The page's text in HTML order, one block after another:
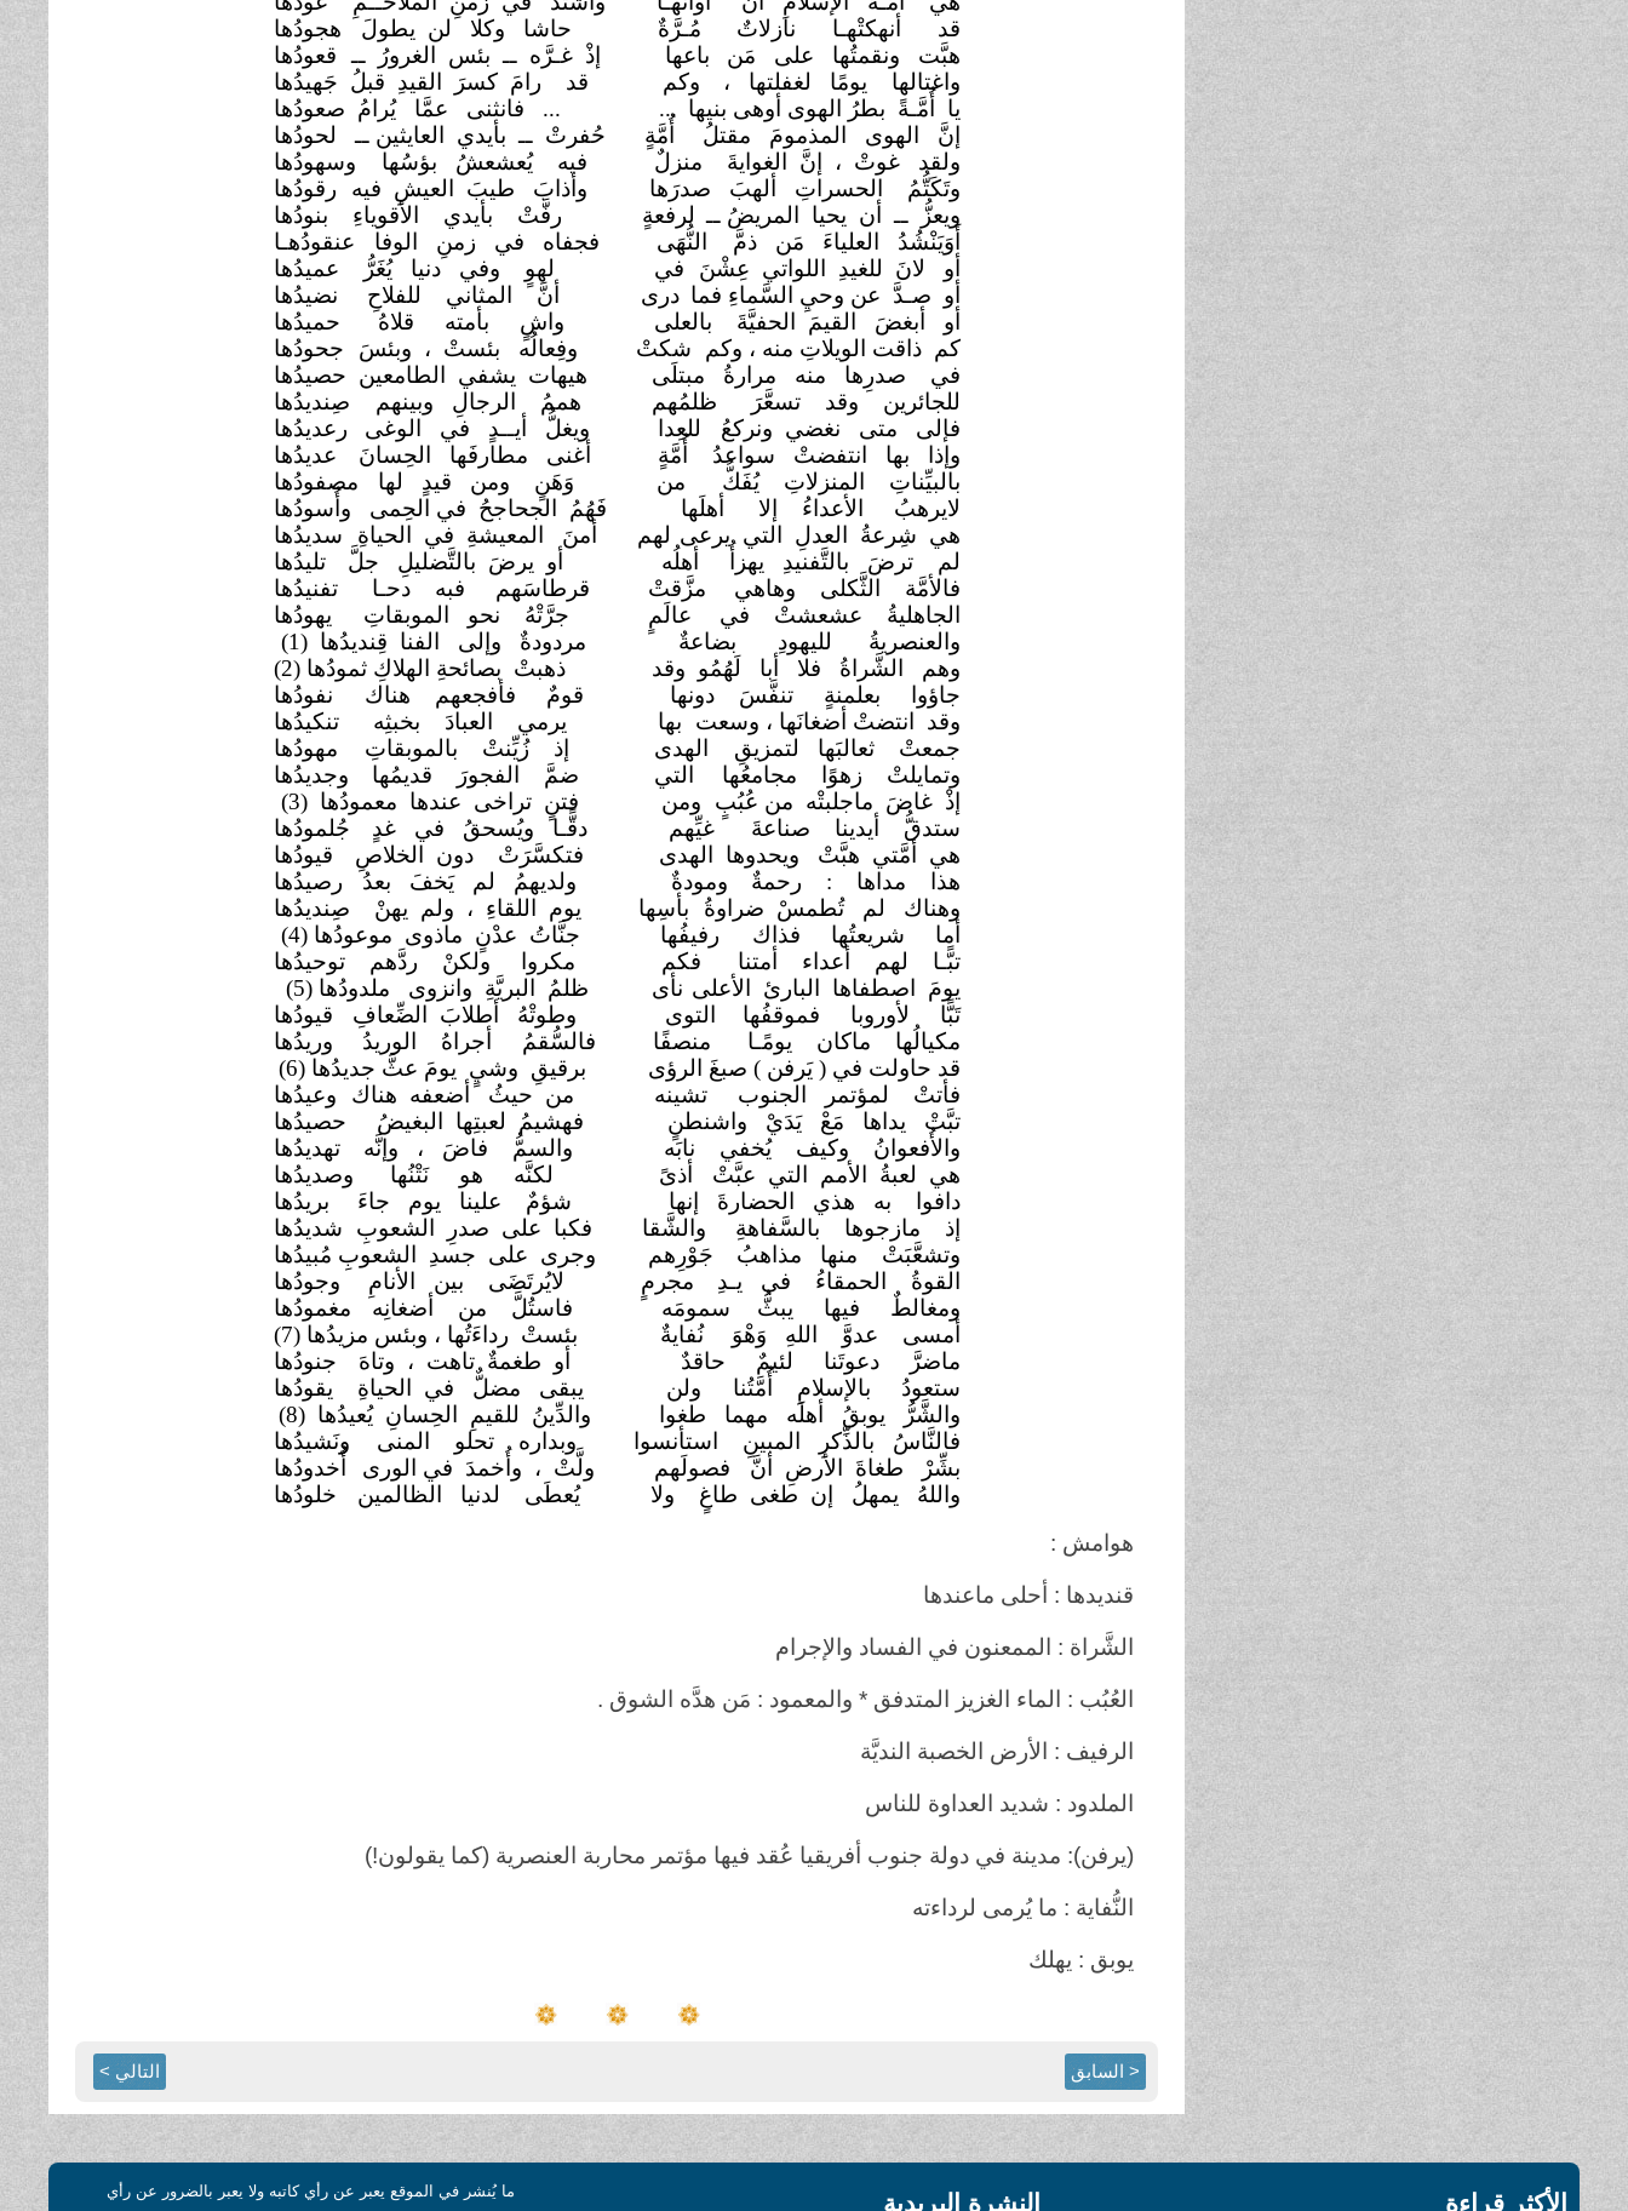
قد أنهكتْهـا نازلاتٌ
مُـرَّةٌ
هبَّت ونقمتُها على مَن
باعها
واغتالها يومًا لغفلتها ،
وكم
يا أُمَّـةً بطرُ الهوى أوهى بنيها ...
إنَّ الهوى المذمومَ مقتلُ
أُمَّةٍ
ولقد غوتْ ، إنَّ الغوايةَ
منزلٌ
وتَكَتُّمُ الحسراتِ ألهبَ صدرَها
ويعزُّ ــ أن يحيا المريضُ ــ لرفعةٍ
أَوَيَنْشُدُ العلياءَ مَن ذمَّ
النُّهَى
أو لانَ للغيدِ اللواتي عِشْنَ
في
أو صـدَّ عن وحيِ السَّماءِ فما درى
أو أبغضَ القيمَ الحفيَّةَ
بالعلى
كم ذاقت الويلاتِ منه ، وكم
شكتْ
في صدرِها منه مرارةُ مبتلَى
للجائرين وقد تسعَّرَ
ظلمُهم
فإلى متى نغضي ونركعُ
للعِدا
وإذا بها انتفضتْ سواعدُ
أُمَّةٍ
بالبيِّناتِ المنزلاتِ يُفَكُّ
من
لايرهبُ الأعداءُ إلا
أهلَها
هي شِرعةُ العدلِ التي يرعى لهم
لم ترضَ بالتَّفنيدِ يهزأُ
أهلُه
فالأمَّة الثَّكلى وهاهي
مزَّقتْ
الجاهليةُ عشعشتْ في
عالَمٍ
والعنصريةُ لليهودِ
بضاعةٌ
وهم الشَّراةُ فلا أبا لَهُمُو وقد
جاؤوا بعلمنةٍ تنفَّسَ دونها
وقد انتضتْ أضغانَها ، وسعت
بها
جمعتْ ثعالبَها لتمزيقِ
الهدى
وتمايلتْ زهوًا مجامعُها
التي
إذْ غاضَ ماجلبتْه من عُبُبٍ
ومن
ستدقُّ أيدينا صناعةَ
غيِّهم
هي أمَّتي هبَّتْ ويحدوها الهدى
هذا مداها : رحمةٌ
ومودةٌ
وهناك لم تُطمسْ ضراوةُ
بأسِها
أما شريعتُها فذاك
رفيفُها
تبًّـا لهم أعداء أمتنا
فكم
يومَ اصطفاها البارئ الأعلى نأى
تَبًّا لأوروبا فموقفُها
التوى
مكيالُها ماكان يومًـا
منصفًا
قد حاولت في ( يَرفن ) صبغَ الرؤى
فأتتْ لمؤتمر الجنوب
تشينه
تبَّتْ يداها مَعْ يَدَيْ واشنطنٍ
والأُفعوانُ وكيف يُخفي نابَه
هي لعبةُ الأمم التي عبَّتْ
أذىً
دافوا به هذي الحضارةَ إنها
إذ مازجوها بالسَّفاهةِ
والشَّقا
وتشعَّبَتْ منها مذاهبُ
جَوْرِهم
القوةُ الحمقاءُ في يـدِ
مجرمٍ
ومغالطٌ فيها يبثُّ
سمومَه
أمسى عدوَّ اللهِ وَهْوَ
نُفايةٌ
ماضرَّ دعوتَنا لئيمٌ حاقدٌ
ستعودُ بالإسلامِ أُمَّتُنا
ولن
والشَّرُّ يوبقُ أهلَه مهما طغوا
فالنَّاسُ بالذِّكرِ المبينِ
استأنسوا
بشِّرْ طغاةَ الأرضِ أنَّ
فصولَهم
واللهُ يمهلُ إن طغى طاغٍ
ولا
حاشا وكلا لن يطولَ
هجودُها
إذْ غـرَّه ــ بئس الغرورُ ــ قعودُها
قد رامَ كسرَ القيدِ قبلُ جَهيدُها
... فانثنى عمَّا يُرامُ صعودُها
حُفرتْ ــ بأيدي العايثين ــ
لحودُها
فيه يُعشعشُ بؤسُها
وسهودُها
وأذابَ طيبَ العيشِ فيه
رقودُها
رفَّتْ بأيدي الأقوياءِ بنودُها
فجفاه في زمنِ الوفا
عنقودُهـا
لهوٍ وفي دنيا يُغَرُّ عميدُها
أنَّ المثاني للفلاحِ
نضيدُها
واشٍ بأمته قلاهُ
حميدُها
وفِعالُه بئستْ ، وبئسَ
جحودُها
هيهات يشفي الطامعين حصيدُها
هممُ الرجالِ وبينهم
صِنديدُها
ويغلُّ أيــدٍ في الوغى
رعديدُها
أغنى مطارفَها الحِسانَ
عديدُها
وَهَنٍ ومن قيدٍ لها
مصفودُها
فَهُمُ الجحاجحُ في الحِمى
وأُسودُها
أمنَ المعيشةِ في الحياةِ
سديدُها
أو يرضَ بالتَّضليلِ جلَّ
تليدُها
قرطاسَهم فبه دحـا
تفنيدُها
جرَّتْهُ نحو الموبقاتِ
يهودُها
مردودةٌ وإلى الفنا قِنديدُها(1)
ذهبتْ بصائحةِ الهلاكِ ثمودُها (2)
قومٌ فأفجعهم هناك
نفودُها
يرمي العبادَ بخبثِه
تنكيدُها
إذ زُيِّنتْ بالموبقاتِ
مهودُها
ضمَّ الفجورَ قديمُها
وجديدُها
فتنٍ تراخى عندها معمودُها(3)
دقًّـا ويُسحقُ في غدٍ
جُلمودُها
فتكسَّرَتْ دون الخلاصِ
قيودُها
ولديهمُ لم يَخفَ بعدُ
رصيدُها
يوم اللقاءِ ، ولم يهنْ
صِنديدُها
جنَّاتُ عدْنٍ ماذوى موعودُها(4)
مكروا ولكنْ ردَّهم توحيدُها
ظلمُ البريَّةِ وانزوى ملدودُها(5)
وطوتْهُ أطلابَ الضِّعافِ
قيودُها
فالسُّقمُ أجراهُ الوريدُ
وريدُها
برقيقِ وشيٍ يومَ عثَّ جديدُها(6)
من حيثُ أضعفه هناك
وعيدُها
فهشيمُ لعبتِها البغيضُ
حصيدُها
والسمُّ فاضَ ، وإنَّه
تهديدُها
لكنَّه هو نَتْنُها
وصديدُها
شؤمٌ علينا يوم جاءَ
بريدُها
فكبا على صدرِ الشعوبِ
شديدُها
وجرى على جسدِ الشعوبِ مُبيدُها
لايُرتَضَى بين الأنامِ
وجودُها
فاستُلَّ من أضغانِه
مغمودُها
بئستْ رداءَتُها ، وبئس مزيدُها (7)
أو طغمةٌ تاهت ، وتاهَ
جنودُها
يبقى مضلٌّ في الحياةِ
يقودُها
والدِّينُ للقيمِ الحِسانِ يُعيدُها(8)
وبداره تحلو المنى
ونَشيدُها
ولَّتْ ، وأُخمدَ في الورى
أُخدودُها
يُعطَى لدنيا الظالمين
خلودُها
هوامش :
قنديدها : أحلى ماعندها
الشَّراة : الممعنون في الفساد والإجرام
العُبُب : الماء الغزيز المتدفق * والمعمود : مَن هدَّه الشوق .
الرفيف : الأرض الخصبة النديَّة
الملدود : شديد العداوة للناس
(يرفن): مدينة في دولة جنوب أفريقيا عُقد فيها مؤتمر محاربة العنصرية (كما يقولون!)
النُّفاية : ما يُرمى لرداءته
يوبق : يهلك
< السابق التالي >
الأكثر قراءة النشرة البريدية ما يُنشر في الموقع يعبر عن رأي كاتبه ولا يعبر بالضرور عن رأي